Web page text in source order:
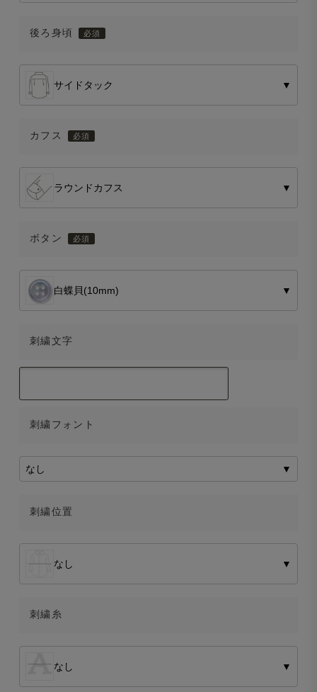
後ろ身頃
サイドタック ▼
カフス
ラウンドカフス ▼
ボタン
白蝶貝(10mm) ▼
刺繍文字
刺繍フォント
なし ▼
刺繍位置
なし ▼
刺繍糸
なし ▼